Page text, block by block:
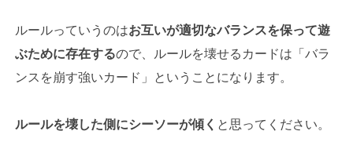
ルールっていうのはお互いが適切なバランスを保って遊
ぶために存在するので、ルールを壊せるカードは「バラ
ンスを崩す強いカード」ということになります。
ルールを壊した側にシーソーが傾く と思ってください。